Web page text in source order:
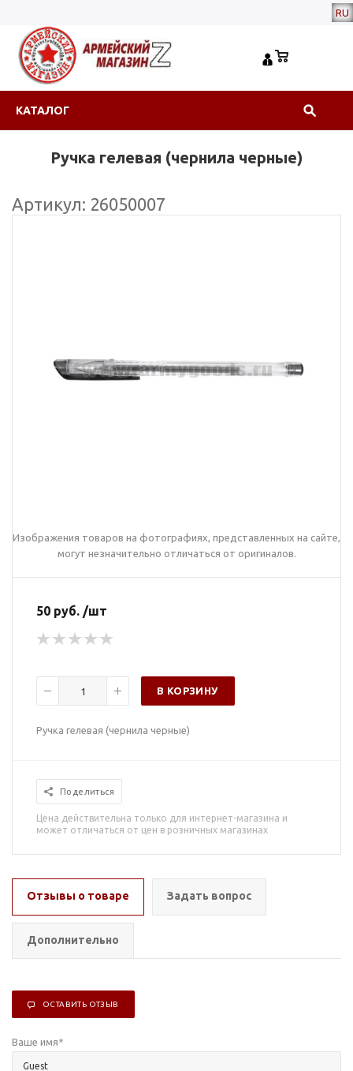
RU
КАТАЛОГ
Ручка гелевая (чернила черные)
Артикул: 26050007
Изображения товаров на фотографиях, представленных на сайте,
могут незначительно отличаться от оригиналов.
50 руб. /шт
В КОРЗИНУ
Ручка гелевая (чернила черные)
Поделиться
Цена действительна только для интернет-магазина и
может отличаться от цен в розничных магазинах
Отзывы о товаре Задать вопрос
Дополнительно
ОСТАВИТЬ ОТЗЫВ
Ваше имя*